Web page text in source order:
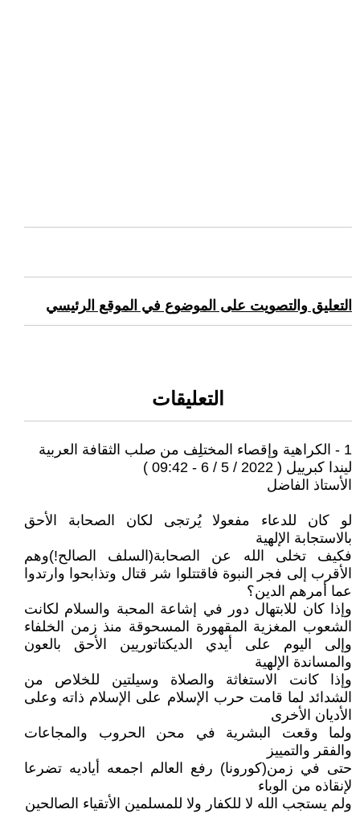
التعليق والتصويت على الموضوع في الموقع الرئيسي
التعليقات
1 - الكراهية وإقصاء المختلِف من صلب الثقافة العربية
ليندا كبرييل ( 2022 / 5 / 6 - 09:42 )
الأستاذ الفاضل
لو كان للدعاء مفعولا يُرتجى لكان الصحابة الأحق
بالاستجابة الإلهية
فكيف تخلى الله عن الصحابة(السلف الصالح!)وهم
الأقرب إلى فجر النبوة فاقتتلوا شر قتال وتذابحوا وارتدوا
عما أمرهم الدين؟
وإذا كان للابتهال دور في إشاعة المحبة والسلام لكانت
الشعوب المغزية المقهورة المسحوقة منذ زمن الخلفاء
وإلى اليوم على أيدي الديكتاتوريين الأحق بالعون
والمساندة الإلهية
وإذا كانت الاستغاثة والصلاة وسيلتين للخلاص من
الشدائد لما قامت حرب الإسلام على الإسلام ذاته وعلى
الأديان الأخرى
ولما وقعت البشرية في محن الحروب والمجاعات
والفقر والتمييز
حتى في زمن(كورونا) رفع العالم اجمعه أياديه تضرعا
لإنقاذه من الوباء
ولم يستجب الله لا للكفار ولا للمسلمين الأتقياء الصالحين